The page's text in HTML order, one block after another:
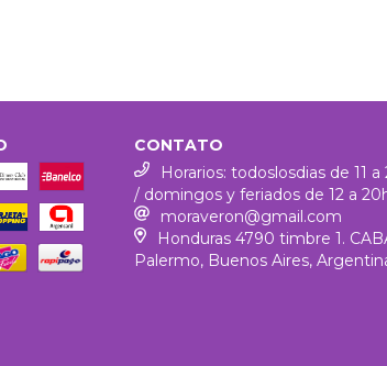
CONTATO
Horarios: todoslosdias de 11 a
/ domingos y feriados de 12 a
moraveron@gmail.com
Honduras 4790 timbre 1.
Palermo, Buenos Aires,